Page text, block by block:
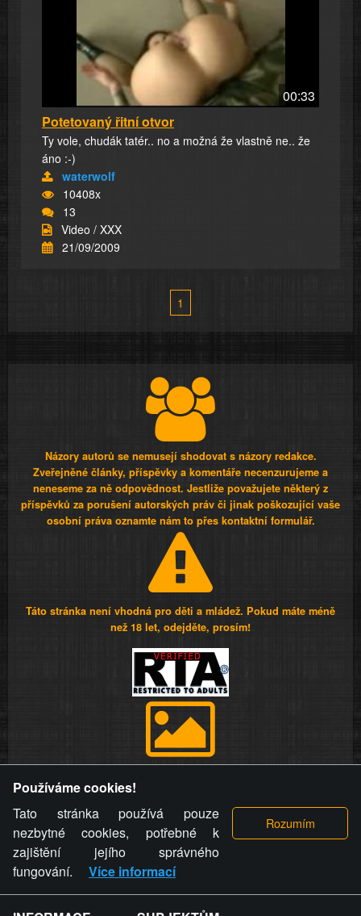
00:33
Potetovaný řitní otvor
Ty vole, chudák tatér.. no a možná že vlastně ne.. že
áno :-)
waterwolf
10408x
13
Video / XXX
21/09/2009
1
Názory autorů se nemusejí shodovat s názory redakce.
Zveřejněné články, příspěvky a komentáře necenzurujeme a
neneseme za ně odpovědnost. Jestliže považujete některý z
příspěvků za porušení autorských práv či jinak poškozující vaše
osobní práva oznamte nám to přes kontaktní formulář.
Táto stránka není vhodná pro děti a mládež. Pokud máte méně
než 18 let, odejděte, prosím!
videa a komentáře. Osoba, které se toto opatření provozovatele
stránky týče, ani osoba, která umístila fotografii nebo video na
stránku, nemůže z důvodu odstranění fotografie, videa nebo
komentáře pro výše uvedenou okolnost uplatnit vůči
provozovateli stránky žádný nárok na náhradu škody nebo
nemajetkové újmy.
Používáme cookies!
Tato stránka používá pouze
nezbytné cookies, potřebné k
zajištění jejího správného
fungování.
Více informací